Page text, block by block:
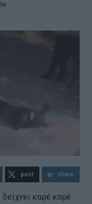
post share
καρέ καρέ